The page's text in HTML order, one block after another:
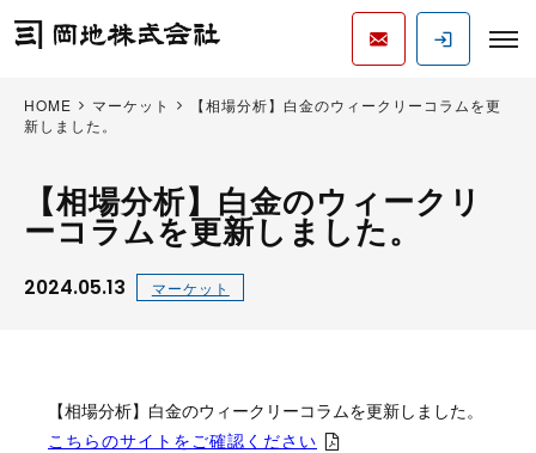
HOME マーケット
【相場分析】白金のウィークリーコラムを更
新しました。
【相場分析】白金のウィークリ
ーコラムを更新しました。
2024.05.13 マーケット
【相場分析】白金のウィークリーコラムを更新しました。
こちらのサイトをご確認ください